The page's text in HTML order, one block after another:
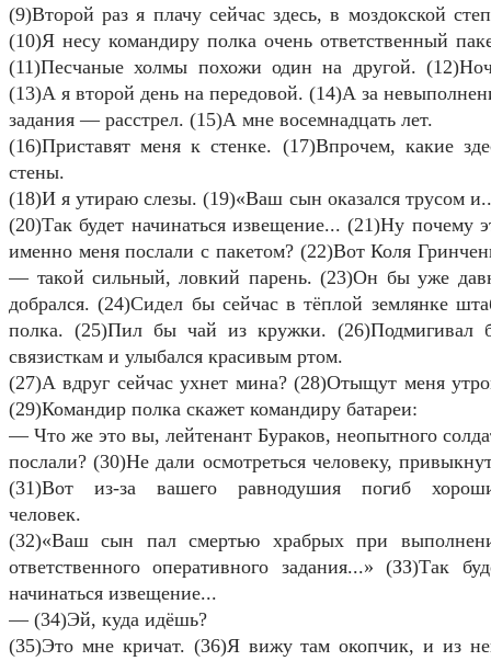
(9)Второй раз я плачу сейчас здесь, в моздокской
(10)Я несу командиру полка очень ответственный
(11)Песчаные холмы похожи один на другой.
(13)А я второй день на передовой. (14)А за
задания — расстрел. (15)А мне восемнадцать лет.
(16)Приставят меня к стенке. (17)Впрочем, какие
стены.
(18)И я утираю слезы. (19)«Ваш сын оказался трусом
(20)Так будет начинаться извещение... (21)Ну почему
именно меня послали с пакетом? (22)Вот Коля
— такой сильный, ловкий парень. (23)Он бы уже
добрался. (24)Сидел бы сейчас в тёплой землянке
полка. (25)Пил бы чай из кружки. (26)Подмигивал
связисткам и улыбался красивым ртом.
(27)А вдруг сейчас ухнет мина? (28)Отыщут меня
(29)Командир полка скажет командиру батареи:
— Что же это вы, лейтенант Бураков, неопытного
послали? (30)Не дали осмотреться человеку,
(31)Вот из-за вашего равнодушия погиб
человек.
(32)«Ваш сын пал смертью храбрых при
ответственного оперативного задания...» (ЗЗ)Так
начинаться извещение...
— (34)Эй, куда идёшь?
(35)Это мне кричат. (36)Я вижу там окопчик, и из